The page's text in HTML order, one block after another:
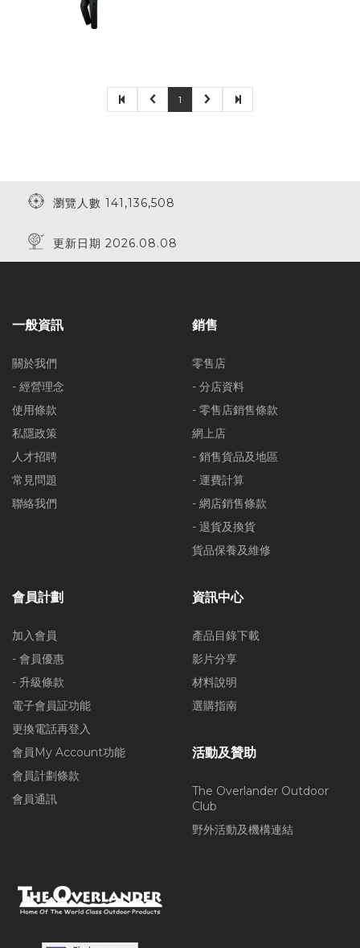
1
瀏覽人數 141,136,508
更新日期 2026.08.08
一般資訊
關於我們
- 經營理念
使用條款
私隱政策
人才招聘
常見問題
聯絡我們
銷售
零售店
- 分店資料
- 零售店銷售條款
網上店
- 銷售貨品及地區
- 運費計算
- 網店銷售條款
- 退貨及換貨
貨品保養及維修
會員計劃
加入會員
- 會員優惠
- 升級條款
電子會員証功能
更換電話再登入
會員My Account功能
會員計劃條款
會員通訊
資訊中心
產品目錄下載
影片分享
材料說明
選購指南
活動及贊助
The Overlander Outdoor
Club
野外活動及機構連結